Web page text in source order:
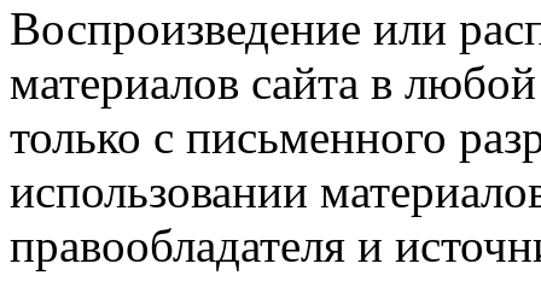
Воспроизведение или
материалов сайта в
только с письменного
использовании
правообладателя и